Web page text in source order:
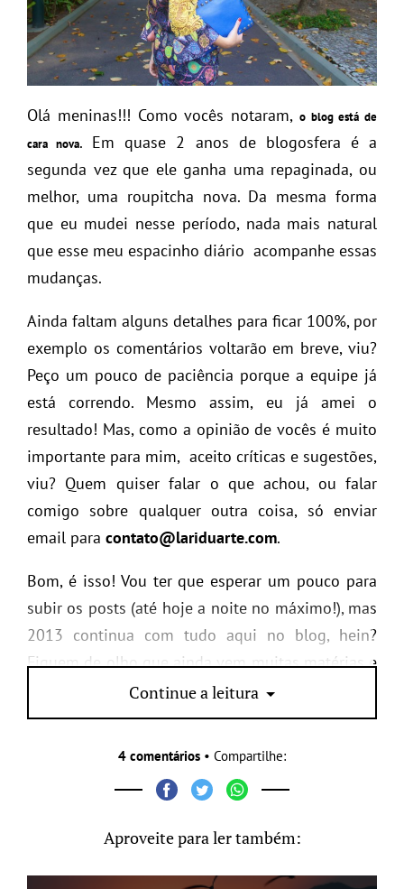
Olá meninas!!! Como vocês notaram, o blog está de
cara nova. Em quase 2 anos de blogosfera é a
segunda vez que ele ganha uma repaginada, ou
melhor, uma roupitcha nova. Da mesma forma
que eu mudei nesse período, nada mais natural
que esse meu espacinho diário acompanhe essas
mudanças.
Ainda faltam alguns detalhes para ficar 100%, por
exemplo os comentários voltarão em breve, viu?
Peço um pouco de paciência porque a equipe já
está correndo. Mesmo assim, eu já amei o
resultado! Mas, como a opinião de vocês é muito
importante para mim, aceito críticas e sugestões,
viu? Quem quiser falar o que achou, ou falar
comigo sobre qualquer outra coisa, só enviar
email para contato@lariduarte.com.
Bom, é isso! Vou ter que esperar um pouco para
subir os posts (até hoje a noite no máximo!), mas
2013 continua com tudo aqui no blog, hein?
Fiquem de olho que ainda vem muitas matérias e
novidades boas por aqui 😉
Continue a leitura
4 comentários • Compartilhe:
Aproveite para ler também: